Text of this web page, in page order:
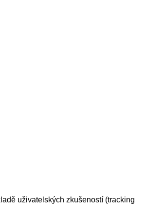
uživatelských zkušeností (tracking